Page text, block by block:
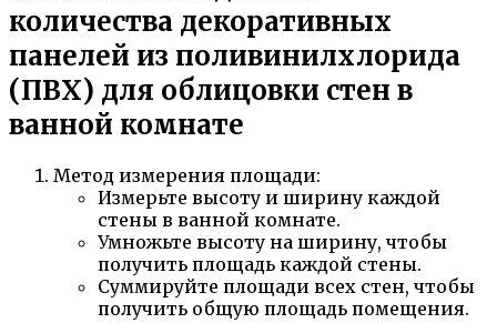
количества декоративных
панелей из поливинилхлорида
(ПВХ) для облицовки стен в
ванной комнате
Метод измерения площади:
Измерьте высоту и ширину каждой
стены в ванной комнате.
Умножьте высоту на ширину, чтобы
получить площадь каждой стены.
Суммируйте площади всех стен, чтобы
получить общую площадь помещения.